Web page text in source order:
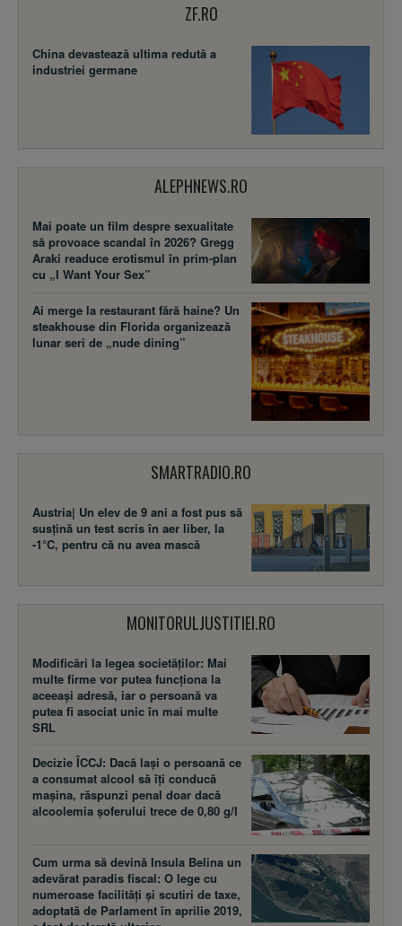
ZF.RO
China devastează ultima redută a
industriei germane
ALEPHNEWS.RO
Mai poate un film despre sexualitate
să provoace scandal în 2026? Gregg
Araki readuce erotismul în prim-plan
cu „I Want Your Sex”
Ai merge la restaurant fără haine? Un
steakhouse din Florida organizează
lunar seri de „nude dining”
SMARTRADIO.RO
Austria| Un elev de 9 ani a fost pus să
susţină un test scris în aer liber, la
-1°C, pentru că nu avea mască
MONITORULJUSTITIEI.RO
Modificări la legea societăţilor: Mai
multe firme vor putea funcţiona la
aceeaşi adresă, iar o persoană va
putea fi asociat unic în mai multe
SRL
Decizie ÎCCJ: Dacă laşi o persoană ce
a consumat alcool să îţi conducă
maşina, răspunzi penal doar dacă
alcoolemia şoferului trece de 0,80 g/l
Cum urma să devină Insula Belina un
adevărat paradis fiscal: O lege cu
numeroase facilităţi şi scutiri de taxe,
adoptată de Parlament în aprilie 2019,